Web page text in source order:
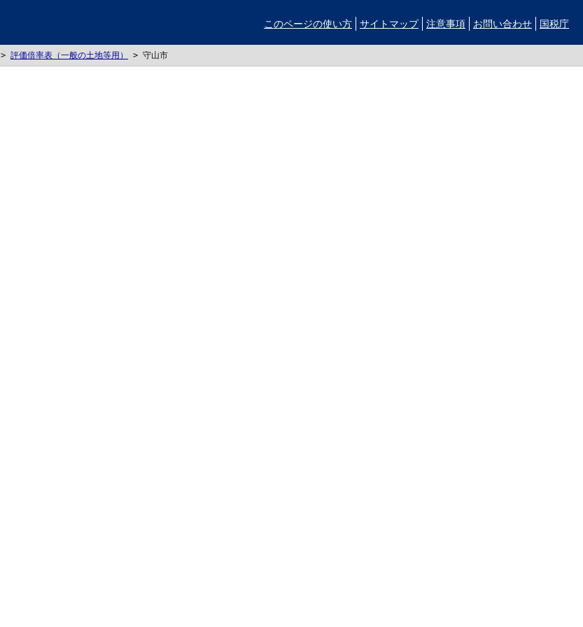
このページの使い方 サイトマップ 注意事項 お問い合わせ 国税庁
> 評価倍率表（一般の土地等用） > 守山市